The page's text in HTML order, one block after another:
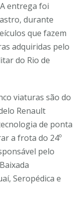
entrega foi
durante
que fazem
adquiridas pelo
do Rio de
viaturas são do
Renault
de ponta
a frota do 24º
pelo
Seropédica e